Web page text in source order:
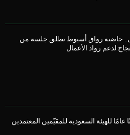
حاضنة رواق أسيوط تطلق جلسة من
لدعم رواد الأعمال
عامًا للهيئة السعودية للمقيّمين المعتمدين